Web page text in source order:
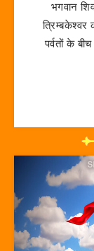
भगवान
त्रिम्बकेश्वर
पर्वतों के